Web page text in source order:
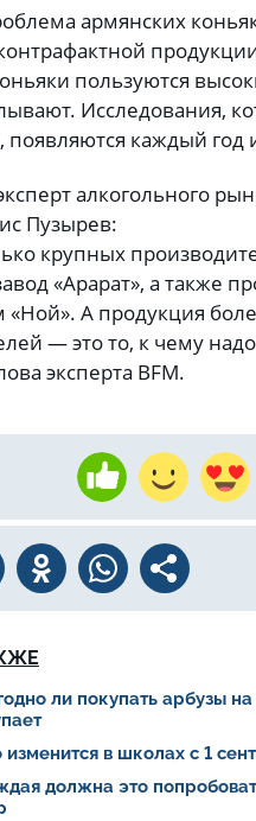
армянских
пользуются
Исследования,
появляются каждый год
алкогольного
Пузырев:
крупных
«Арарат», а также
«Ной». А продукция
— это то, к чему
эксперта BFM.
ли покупать арбузы
изменится в школах с 1
должна это